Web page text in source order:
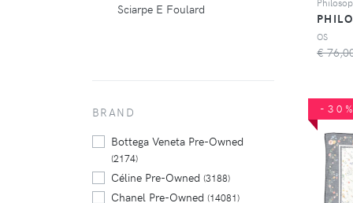
OS
€
-30%
Sciarpe E Foulard
BRAND
Bottega Veneta Pre-Owned
(2174)
Céline Pre-Owned (3188)
Chanel Pre-Owned (14081)